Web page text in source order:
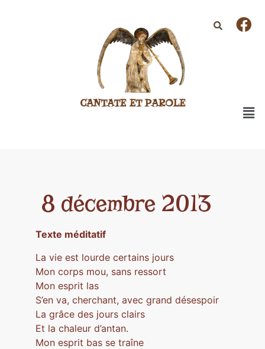
CANTATE ET PAROLE
8 décembre 2013
Texte méditatif
La vie est lourde certains jours
Mon corps mou, sans ressort
Mon esprit las
S’en va, cherchant, avec grand désespoir
La grâce des jours clairs
Et la chaleur d’antan.
Mon esprit bas se traîne